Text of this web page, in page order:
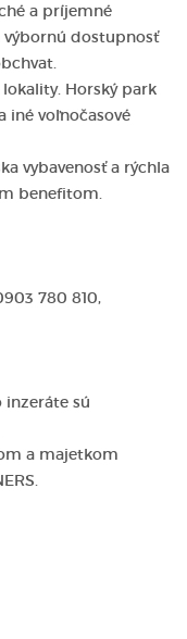
a príjemné
výbornú dostupnosť
Horský park
iné voľnočasové
vybavenosť a rýchla
benefitom.
780 810,
sú
a majetkom